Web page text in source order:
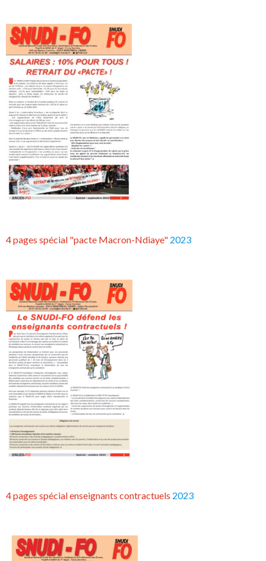
4 pages spécial "pacte Macron-Ndiaye" 2023
4 pages spécial enseignants contractuels 2023